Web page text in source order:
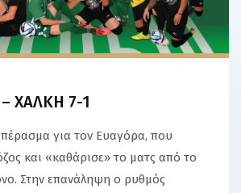
ΧΑΛΚΗ 7-1
για τον Ευαγόρα, που
και «καθάρισε» το ματς από το
Στην επανάληψη ο ρυθμός